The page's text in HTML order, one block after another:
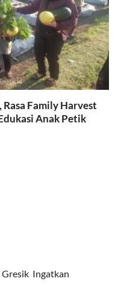
Family Harvest
Anak Petik
Gresik Ingatkan